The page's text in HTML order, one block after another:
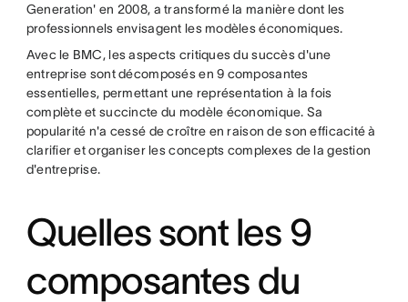
Generation' en 2008, a transformé la manière dont les
professionnels envisagent les modèles économiques.
Avec le BMC, les aspects critiques du succès d'une
entreprise sont décomposés en 9 composantes
essentielles, permettant une représentation à la fois
complète et succincte du modèle économique. Sa
popularité n'a cessé de croître en raison de son efficacité à
clarifier et organiser les concepts complexes de la gestion
d'entreprise.
Quelles sont les 9
composantes du